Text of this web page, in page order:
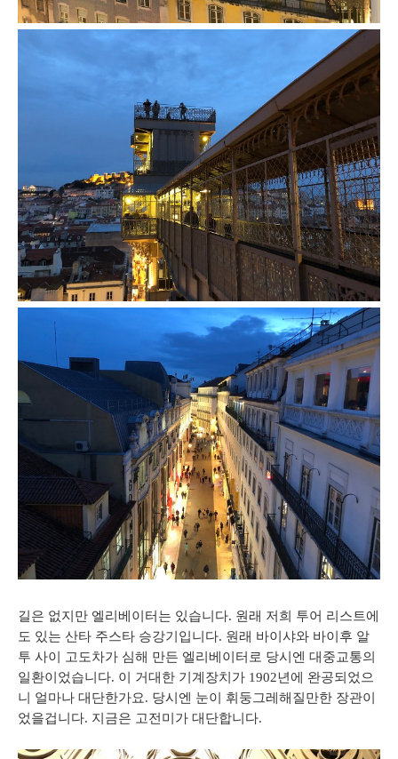
길은 없지만 엘리베이터는 있습니다. 원래 저희 투어 리스트에
도 있는 산타 주스타 승강기입니다. 원래 바이샤와 바이후 알
투 사이 고도차가 심해 만든 엘리베이터로 당시엔 대중교통의
일환이었습니다. 이 거대한 기계장치가 1902년에 완공되었으
니 얼마나 대단한가요. 당시엔 눈이 휘둥그레해질만한 장관이
었을겁니다. 지금은 고전미가 대단합니다.